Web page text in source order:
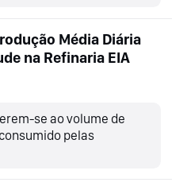
Média Diária
na Refinaria EIA
se ao volume de
pelas